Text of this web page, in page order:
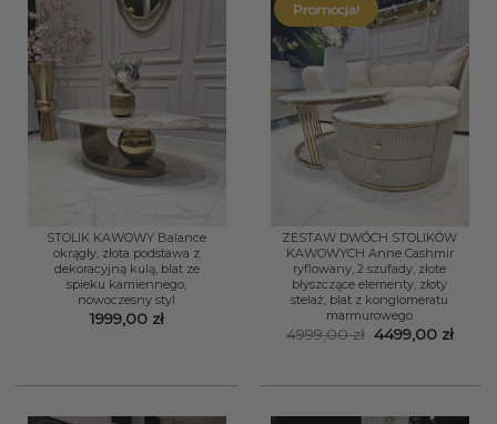
STOLIK KAWOWY Balance
okrągły, złota podstawa z
dekoracyjną kulą, blat ze
spieku kamiennego,
nowoczesny styl
1999,00 zł
Promocja!
ZESTAW DWÓCH STOLIKÓW
KAWOWYCH Anne Cashmir
ryflowany, 2 szufady, złote
błyszczące elementy, złoty
stelaż, blat z konglomeratu
marmurowego
4999,00zł Pierwotna
4499,00 zł